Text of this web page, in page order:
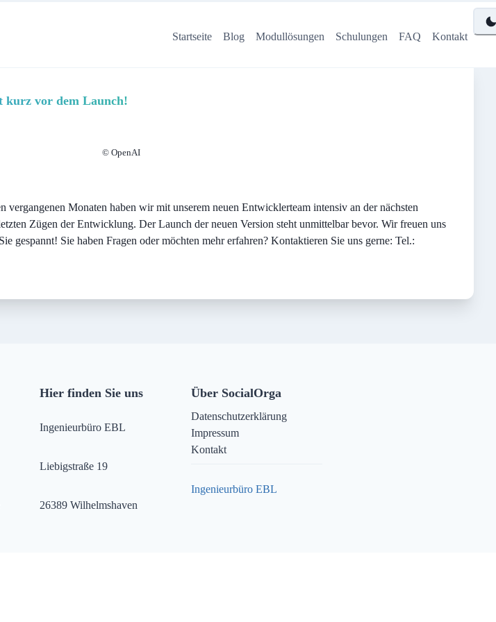
Startseite Blog Modullösungen Schulungen FAQ Kontakt
kurz vor dem Launch!
© OpenAI
Monaten haben wir mit unserem neuen Entwicklerteam intensiv an der nächsten
Zügen der Entwicklung. Der Launch der neuen Version steht unmittelbar bevor. Wir freuen uns
gespannt! Sie haben Fragen oder möchten mehr erfahren? Kontaktieren Sie uns gerne: Tel.:
Hier finden Sie uns
Ingenieurbüro EBL
Liebigstraße 19
26389 Wilhelmshaven
Über SocialOrga
Datenschutzerklärung
Impressum
Kontakt
Ingenieurbüro EBL